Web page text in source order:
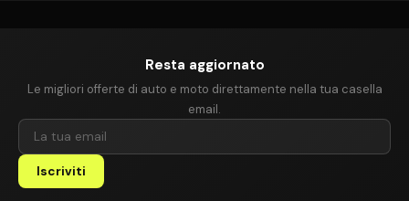
Resta aggiornato
Le migliori offerte di auto e moto direttamente nella tua casella
email.
Iscriviti